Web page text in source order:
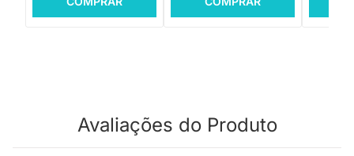
Avaliações do Produto